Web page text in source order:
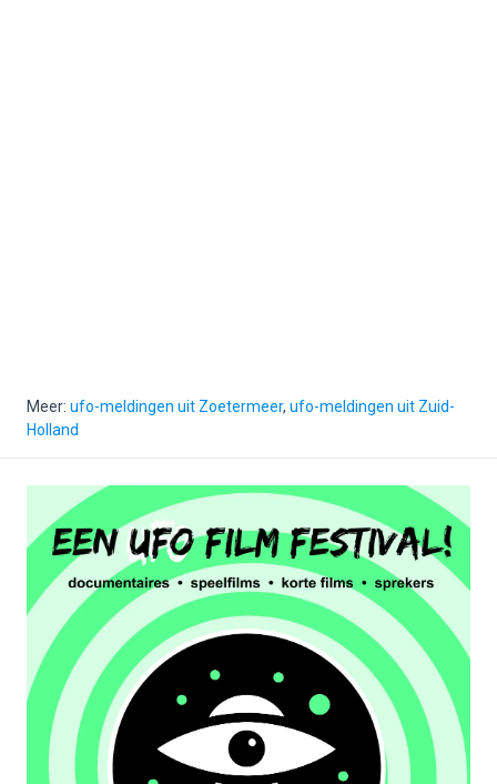
Meer: ufo-meldingen uit Zoetermeer, ufo-meldingen uit Zuid-
Holland